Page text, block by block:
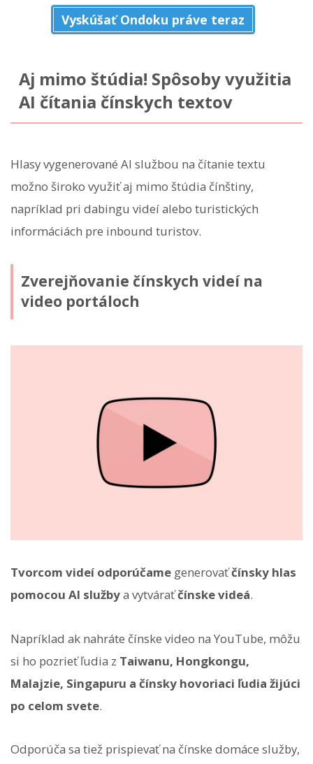
Vyskúšať Ondoku práve teraz
Aj mimo štúdia! Spôsoby využitia
AI čítania čínskych textov
Hlasy vygenerované AI službou na čítanie textu
možno široko využiť aj mimo štúdia čínštiny,
napríklad pri dabingu videí alebo turistických
informáciách pre inbound turistov.
Zverejňovanie čínskych videí na
video portáloch
Tvorcom videí odporúčame generovaťčínsky hlas
pomocou AI službya vytváraťčínske videá.
Napríklad ak nahráte čínske video na YouTube, môžu
si ho pozrieť ľudia z Taiwanu, Hongkongu,
Malajzie, Singapuru a čínsky hovoriaci ľudia žijúci
po celom svete.
Odporúča sa tiež prispievať na čínske domáce služby,